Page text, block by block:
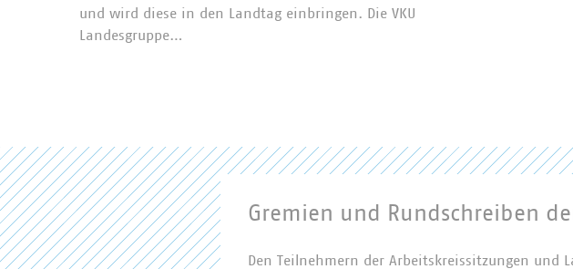
und wird diese in den Landtag einbringen. Die VKU
Landesgruppe…
Gremien und Rundschreiben
Den Teilnehmern der Arbeitskreissitzungen und